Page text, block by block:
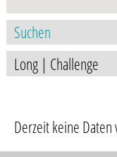
Derzeit keine